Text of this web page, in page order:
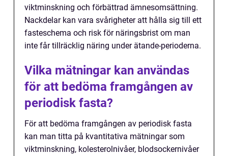
viktminskning och förbättrad ämnesomsättning.
Nackdelar kan vara svårigheter att hålla sig till ett
fasteschema och risk för näringsbrist om man
inte får tillräcklig näring under ätande-perioderna.
Vilka mätningar kan användas
för att bedöma framgången av
periodisk fasta?
För att bedöma framgången av periodisk fasta
kan man titta på kvantitativa mätningar som
viktminskning, kolesterolnivåer, blodsockernivåer